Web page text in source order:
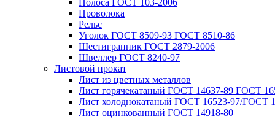
Полоса ГОСТ 103-2006
Проволока
Рельс
Уголок ГОСТ 8509-93 ГОСТ 8510-86
Шестигранник ГОСТ 2879-2006
Швеллер ГОСТ 8240-97
Листовой прокат
Лист из цветных металлов
Лист горячекатаный ГОСТ 14637-89 ГОСТ
Лист холоднокатаный ГОСТ 16523-97/ГОСТ
Лист оцинкованный ГОСТ 14918-80